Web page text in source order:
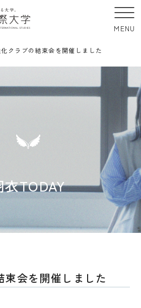
MENU
クラブの結束会を開催しました
衣TODAY
束会を開催しました